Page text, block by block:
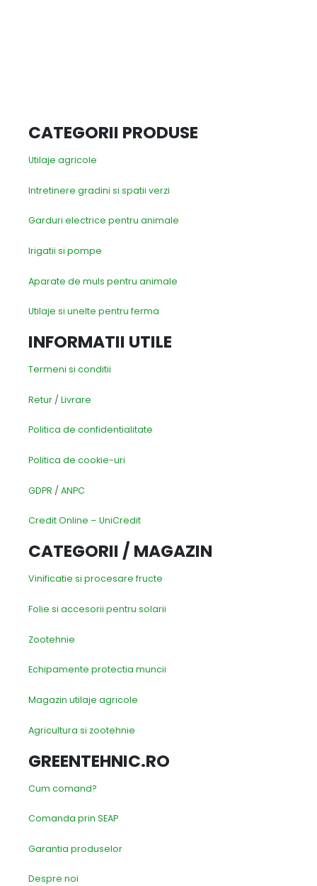
CATEGORII PRODUSE
Utilaje agricole
Intretinere gradini si spatii verzi
Garduri electrice pentru animale
Irigatii si pompe
Aparate de muls pentru animale
Utilaje si unelte pentru ferma
INFORMATII UTILE
Termeni si conditii
Retur / Livrare
Politica de confidentialitate
Politica de cookie-uri
GDPR / ANPC
Credit Online – UniCredit
CATEGORII / MAGAZIN
Vinificatie si procesare fructe
Folie si accesorii pentru solarii
Zootehnie
Echipamente protectia muncii
Magazin utilaje agricole
Agricultura si zootehnie
GREENTEHNIC.RO
Cum comand?
Comanda prin SEAP
Garantia produselor
Despre noi